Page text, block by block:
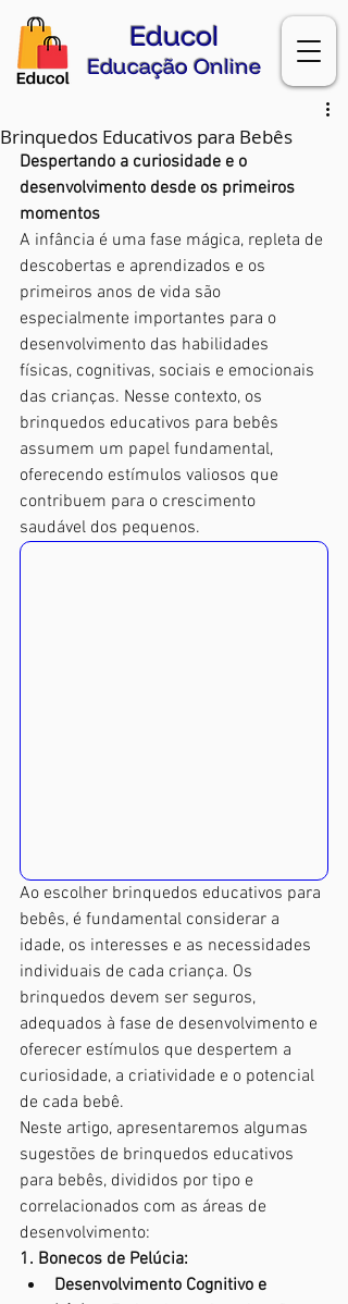
Educol
Educação Online
Brinquedos Educativos para Bebês
Despertando a curiosidade e o
desenvolvimento desde os primeiros
momentos
A infância é uma fase mágica, repleta de
descobertas e aprendizados e os
primeiros anos de vida são
especialmente importantes para o
desenvolvimento das habilidades
físicas, cognitivas, sociais e emocionais
das crianças. Nesse contexto, os
brinquedos educativos para bebês
assumem um papel fundamental,
oferecendo estímulos valiosos que
contribuem para o crescimento
saudável dos pequenos.
Ao escolher brinquedos educativos para
bebês, é fundamental considerar a
idade, os interesses e as necessidades
individuais de cada criança. Os
brinquedos devem ser seguros,
adequados à fase de desenvolvimento e
oferecer estímulos que despertem a
curiosidade, a criatividade e o potencial
de cada bebê.
Neste artigo, apresentaremos algumas
sugestões de brinquedos educativos
para bebês, divididos por tipo e
correlacionados com as áreas de
desenvolvimento:
1. Bonecos de Pelúcia:
Desenvolvimento Cognitivo e